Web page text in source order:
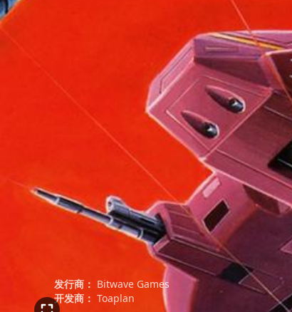
发行商： Bitwave Games
开发商： Toaplan